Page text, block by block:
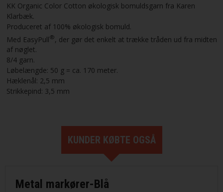
KK Organic Color Cotton økologisk bomuldsgarn fra Karen
Klarbæk.
Produceret af 100% økologisk bomuld.
Med EasyPull®, der gør det enkelt at trække tråden ud fra midten
af nøglet.
8/4 garn.
Løbelængde: 50 g = ca. 170 meter.
Hæklenål: 2,5 mm
Strikkepind: 3,5 mm
KUNDER KØBTE OGSÅ
Metal markører-Blå